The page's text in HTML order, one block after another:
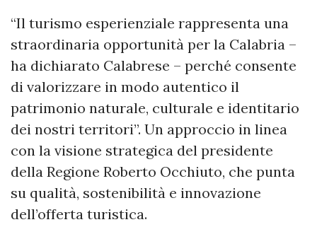
“Il turismo esperienziale rappresenta una
straordinaria opportunità per la Calabria –
ha dichiarato Calabrese – perché consente
di valorizzare in modo autentico il
patrimonio naturale, culturale e identitario
dei nostri territori”. Un approccio in linea
con la visione strategica del presidente
della Regione Roberto Occhiuto, che punta
su qualità, sostenibilità e innovazione
dell’offerta turistica.